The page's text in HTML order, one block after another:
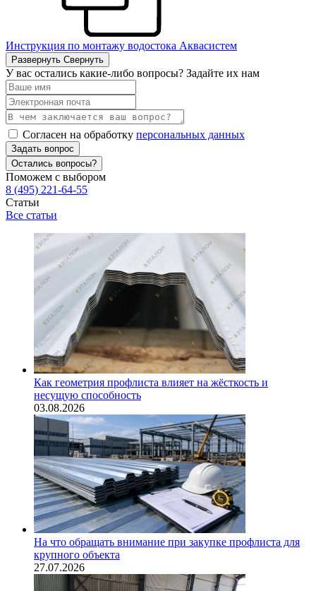
Инструкция по монтажу водостока Аквасистем
Развернуть Свернуть
У вас остались какие-либо вопросы? Задайте их нам
Согласен на обработку персональных данных
Задать вопрос
Остались вопросы?
Поможем с выбором
8 (495) 221-64-55
Статьи
Все статьи
Как геометрия профлиста влияет на жёсткость и
несущую способность
03.08.2026
На что обращать внимание при закупке профлиста для
крупного объекта
27.07.2026